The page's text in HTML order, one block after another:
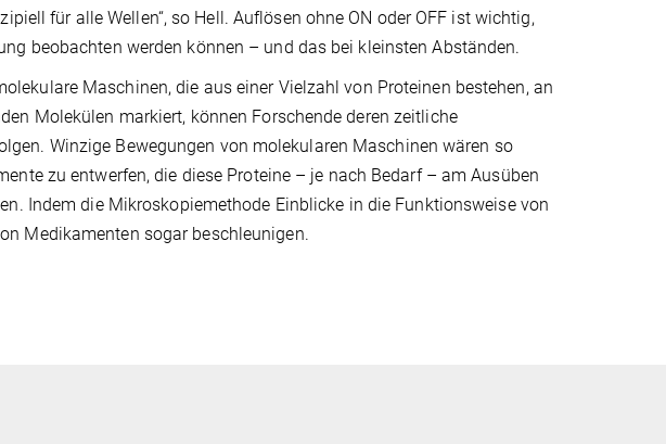
für alle Wellen“, so Hell. Auflösen ohne ON oder OFF ist wichtig,
beobachten werden können – und das bei kleinsten Abständen.
Maschinen, die aus einer Vielzahl von Proteinen bestehen, an
Molekülen markiert, können Forschende deren zeitliche
Winzige Bewegungen von molekularen Maschinen wären so
zu entwerfen, die diese Proteine – je nach Bedarf – am Ausüben
Indem die Mikroskopiemethode Einblicke in die Funktionsweise von
Medikamenten sogar beschleunigen.